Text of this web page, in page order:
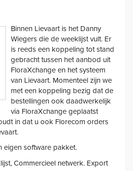
Binnen Lievaart is het Danny
Wiegers die de weeklijst vult. Er
is reeds een koppeling tot stand
gebracht tussen het aanbod uit
FloraXchange en het systeem
van Lievaart. Momenteel zijn we
met een koppeling bezig dat de
bestellingen ook daadwerkelijk
via FloraXchange geplaatst
in dat u ook Florecom orders
eigen software pakket.
Commercieel netwerk. Export